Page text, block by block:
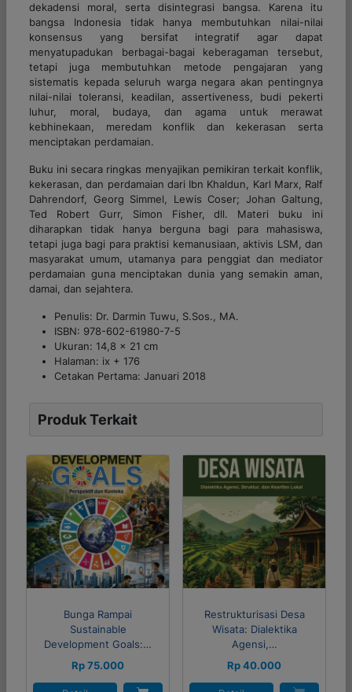
dekadensi moral, serta disintegrasi bangsa. Karena itu
bangsa Indonesia tidak hanya membutuhkan nilai-nilai
konsensus yang bersifat integratif agar dapat
menyatupadukan berbagai-bagai keberagaman tersebut,
tetapi juga membutuhkan metode pengajaran yang
sistematis kepada seluruh warga negara akan pentingnya
nilai-nilai toleransi, keadilan, assertiveness, budi pekerti
luhur, moral, budaya, dan agama untuk merawat
kebhinekaan, meredam konflik dan kekerasan serta
menciptakan perdamaian.
Buku ini secara ringkas menyajikan pemikiran terkait konflik,
kekerasan, dan perdamaian dari Ibn Khaldun, Karl Marx, Ralf
Dahrendorf, Georg Simmel, Lewis Coser; Johan Galtung,
Ted Robert Gurr, Simon Fisher, dll. Materi buku ini
diharapkan tidak hanya berguna bagi para mahasiswa,
tetapi juga bagi para praktisi kemanusiaan, aktivis LSM, dan
masyarakat umum, utamanya para penggiat dan mediator
perdamaian guna menciptakan dunia yang semakin aman,
damai, dan sejahtera.
Penulis: Dr. Darmin Tuwu, S.Sos., MA.
ISBN: 978-602-61980-7-5
Ukuran: 14,8 x 21 cm
Halaman: ix + 176
Cetakan Pertama: Januari 2018
Produk Terkait
Bunga Rampai
Sustainable
Development Goals:…
Rp 75.000
Restrukturisasi Desa
Wisata: Dialektika
Agensi,…
Rp 40.000